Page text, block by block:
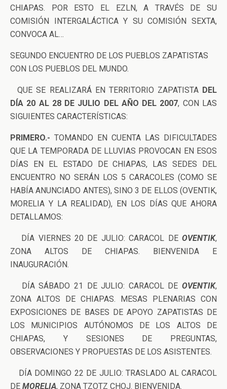
CHIAPAS. POR ESTO EL EZLN, A TRAVÉS DE SU
COMISIÓN INTERGALÁCTICA Y SU COMISIÓN SEXTA,
CONVOCA AL…
SEGUNDO ENCUENTRO DE LOS PUEBLOS ZAPATISTAS
CON LOS PUEBLOS DEL MUNDO.
QUE SE REALIZARÁ EN TERRITORIO ZAPATISTA DEL
DÍA 20 AL 28 DE JULIO DEL AÑO DEL 2007, CON LAS
SIGUIENTES CARACTERÍSTICAS:
PRIMERO.- TOMANDO EN CUENTA LAS DIFICULTADES
QUE LA TEMPORADA DE LLUVIAS PROVOCAN EN ESOS
DÍAS EN EL ESTADO DE CHIAPAS, LAS SEDES DEL
ENCUENTRO NO SERÁN LOS 5 CARACOLES (COMO SE
HABÍA ANUNCIADO ANTES), SINO 3 DE ELLOS (OVENTIK,
MORELIA Y LA REALIDAD), EN LOS DÍAS QUE AHORA
DETALLAMOS:
DÍA VIERNES 20 DE JULIO: CARACOL DE OVENTIK,
ZONA ALTOS DE CHIAPAS. BIENVENIDA E
INAUGURACIÓN.
DÍA SÁBADO 21 DE JULIO: CARACOL DE OVENTIK,
ZONA ALTOS DE CHIAPAS. MESAS PLENARIAS CON
EXPOSICIONES DE BASES DE APOYO ZAPATISTAS DE
LOS MUNICIPIOS AUTÓNOMOS DE LOS ALTOS DE
CHIAPAS, Y SESIONES DE PREGUNTAS,
OBSERVACIONES Y PROPUESTAS DE LOS ASISTENTES.
DÍA DOMINGO 22 DE JULIO: TRASLADO AL CARACOL
DE MORELIA, ZONA TZOTZ CHOJ. BIENVENIDA.